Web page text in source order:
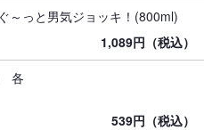
っと男気ジョッキ！(800ml)
1,089円（税込）
各
539円（税込）